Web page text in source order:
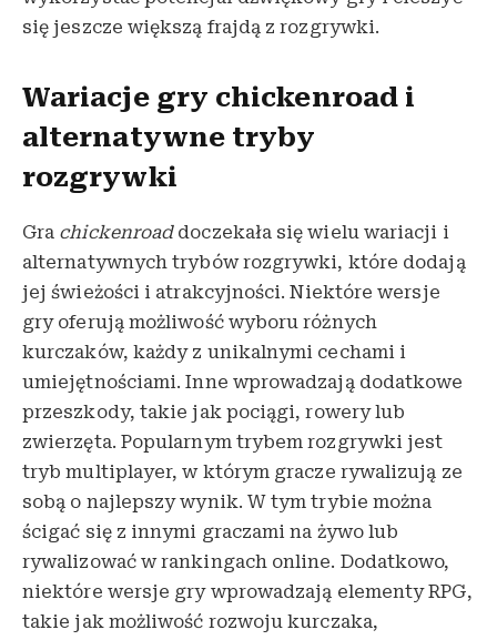
się jeszcze większą frajdą z rozgrywki.
Wariacje gry chickenroad i
alternatywne tryby
rozgrywki
Gra chickenroaddoczekała się wielu wariacji i
alternatywnych trybów rozgrywki, które dodają
jej świeżości i atrakcyjności. Niektóre wersje
gry oferują możliwość wyboru różnych
kurczaków, każdy z unikalnymi cechami i
umiejętnościami. Inne wprowadzają dodatkowe
przeszkody, takie jak pociągi, rowery lub
zwierzęta. Popularnym trybem rozgrywki jest
tryb multiplayer, w którym gracze rywalizują ze
sobą o najlepszy wynik. W tym trybie można
ścigać się z innymi graczami na żywo lub
rywalizować w rankingach online. Dodatkowo,
niektóre wersje gry wprowadzają elementy RPG,
takie jak możliwość rozwoju kurczaka,